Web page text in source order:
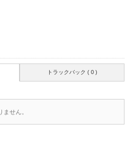
トラックバック ( 0 )
せん。